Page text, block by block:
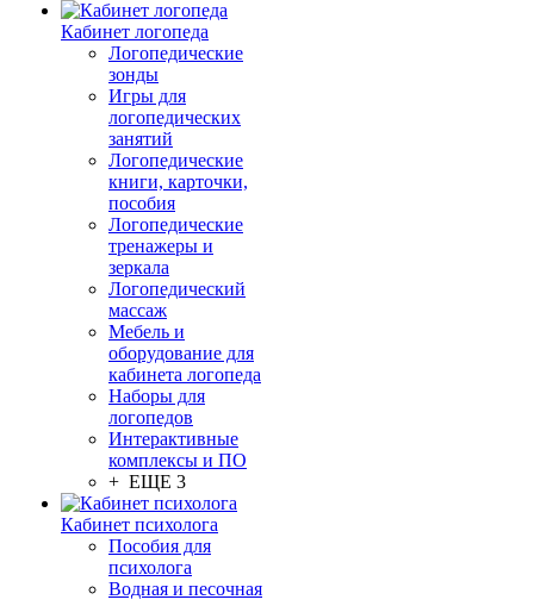
Кабинет логопеда
Логопедические
зонды
Игры для
логопедических
занятий
Логопедические
книги, карточки,
пособия
Логопедические
тренажеры и
зеркала
Логопедический
массаж
Мебель и
оборудование для
кабинета логопеда
Наборы для
логопедов
Интерактивные
комплексы и ПО
+ ЕЩЕ 3
Кабинет психолога
Пособия для
психолога
Водная и песочная